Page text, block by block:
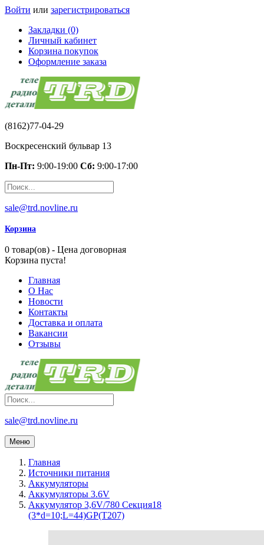
Войти или зарегистрироваться
Закладки (0)
Личный кабинет
Корзина покупок
Оформление заказа
(8162)77-04-29
Воскресенский бульвар 13
Пн-Пт: 9:00-19:00 Сб: 9:00-17:00
sale@trd.novline.ru
Корзина
0 товар(ов) - Цена договорная
Корзина пуста!
Главная
О Нас
Новости
Контакты
Доставка и оплата
Вакансии
Отзывы
sale@trd.novline.ru
Меню
Главная
Источники питания
Аккумуляторы
Аккумуляторы 3.6V
Аккумулятор 3,6V/780 Секция18
(3*d=10;L=44)GP(T207)